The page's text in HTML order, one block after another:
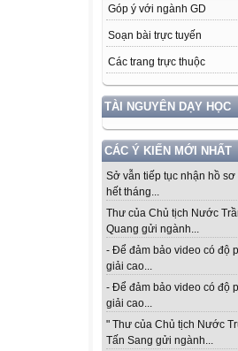
Góp ý với ngành GD
Soạn bài trực tuyến
Các trang trực thuộc
TÀI NGUYÊN DẠY HỌC
CÁC Ý KIẾN MỚI NHẤT
Sở vẫn tiếp tục nhận hồ sơ
hết tháng...
Thư của Chủ tịch Nước
Quang gửi ngành...
- Để đảm bảo video có độ
giải cao...
- Để đảm bảo video có độ
giải cao...
" Thư của Chủ tịch Nước
Tấn Sang gửi ngành...